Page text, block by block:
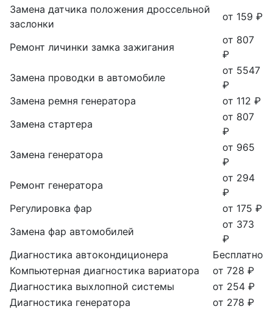
Замена датчика положения дроссельной
заслонки
от 159 ₽
Ремонт личинки замка зажигания
от 807
₽
Замена проводки в автомобиле
от 5547
₽
Замена ремня генератора
от 112 ₽
Замена стартера
от 807
₽
Замена генератора
от 965
₽
Ремонт генератора
от 294
₽
Регулировка фар
от 175 ₽
Замена фар автомобилей
от 373
₽
Диагностика автокондиционера
Бесплатно
Компьютерная диагностика вариатора
от 728 ₽
Диагностика выхлопной системы
от 254 ₽
Диагностика генератора
от 278 ₽